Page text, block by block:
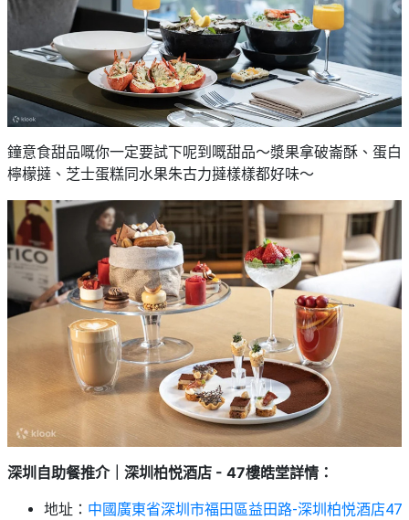
鐘意食甜品嘅你一定要試下呢到嘅甜品～漿果拿破崙酥、蛋白
檸檬撻、芝士蛋糕同水果朱古力撻樣樣都好味～
深圳自助餐推介｜深圳柏悦酒店 - 47樓皓堂詳情：
地址： 中國廣東省深圳市福田區益田路-深圳柏悦酒店47